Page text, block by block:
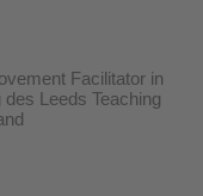
Facilitator in
Leeds Teaching